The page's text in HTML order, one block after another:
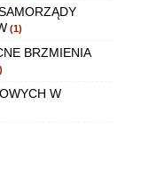
(1)
BRZMIENIA
W